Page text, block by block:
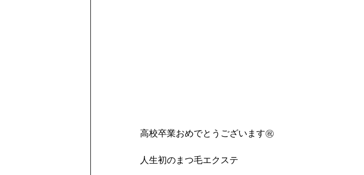
高校卒業おめでとうございます㊗️
人生初のまつ毛エクステ